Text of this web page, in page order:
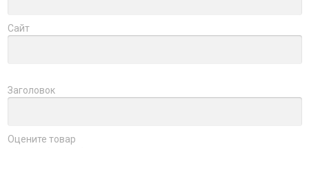
Сайт
Заголовок
Оцените товар